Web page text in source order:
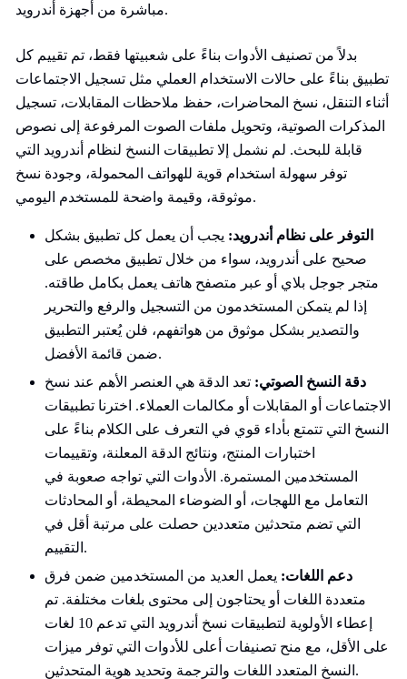
مباشرة من أجهزة أندرويد.
بدلاً من تصنيف الأدوات بناءً على شعبيتها فقط، تم تقييم كل
تطبيق بناءً على حالات الاستخدام العملي مثل تسجيل الاجتماعات
أثناء التنقل، نسخ المحاضرات، حفظ ملاحظات المقابلات، تسجيل
المذكرات الصوتية، وتحويل ملفات الصوت المرفوعة إلى نصوص
قابلة للبحث. لم نشمل إلا تطبيقات النسخ لنظام أندرويد التي
توفر سهولة استخدام قوية للهواتف المحمولة، وجودة نسخ
موثوقة، وقيمة واضحة للمستخدم اليومي.
التوفر على نظام أندرويد: يجب أن يعمل كل تطبيق بشكل
صحيح على أندرويد، سواء من خلال تطبيق مخصص على
متجر جوجل بلاي أو عبر متصفح هاتف يعمل بكامل طاقته.
إذا لم يتمكن المستخدمون من التسجيل والرفع والتحرير
والتصدير بشكل موثوق من هواتفهم، فلن يُعتبر التطبيق
ضمن قائمة الأفضل.
دقة النسخ الصوتي: تعد الدقة هي العنصر الأهم عند نسخ
الاجتماعات أو المقابلات أو مكالمات العملاء. اخترنا تطبيقات
النسخ التي تتمتع بأداء قوي في التعرف على الكلام بناءً على
اختبارات المنتج، ونتائج الدقة المعلنة، وتقييمات
المستخدمين المستمرة. الأدوات التي تواجه صعوبة في
التعامل مع اللهجات، أو الضوضاء المحيطة، أو المحادثات
التي تضم متحدثين متعددين حصلت على مرتبة أقل في
التقييم.
دعم اللغات: يعمل العديد من المستخدمين ضمن فرق
متعددة اللغات أو يحتاجون إلى محتوى بلغات مختلفة. تم
إعطاء الأولوية لتطبيقات نسخ أندرويد التي تدعم 10 لغات
على الأقل، مع منح تصنيفات أعلى للأدوات التي توفر ميزات
النسخ المتعدد اللغات والترجمة وتحديد هوية المتحدثين.